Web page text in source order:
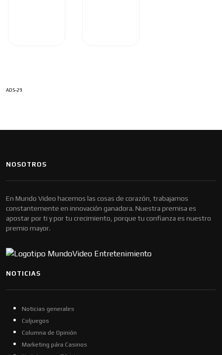
ADS-29
NOSOTROS
En Mundo Video hacemos las cosas de corazón, trabajamos
constantemente en innovación ganadora. Nuestra premisa es
apostar por ti y por tu crecimiento, porque tu confianza es nuestro
premio mayor.
NOTICIAS
Noticias generales
Coljuegos
Columna de Opinión
Marketing pára Casinos